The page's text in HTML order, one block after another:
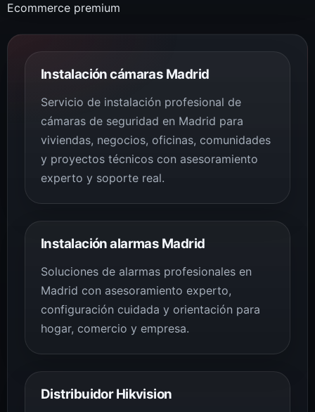
Ecommerce premium
Instalación cámaras Madrid
Servicio de instalación profesional de
cámaras de seguridad en Madrid para
viviendas, negocios, oficinas, comunidades
y proyectos técnicos con asesoramiento
experto y soporte real.
Instalación alarmas Madrid
Soluciones de alarmas profesionales en
Madrid con asesoramiento experto,
configuración cuidada y orientación para
hogar, comercio y empresa.
Distribuidor Hikvision